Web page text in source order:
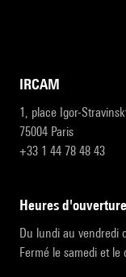
IRCAM
1, place Igor-
75004 Paris
+33 1 44 78 48 43
heures d'ouverture
Du lundi au vendredi
Fermé le samedi et le